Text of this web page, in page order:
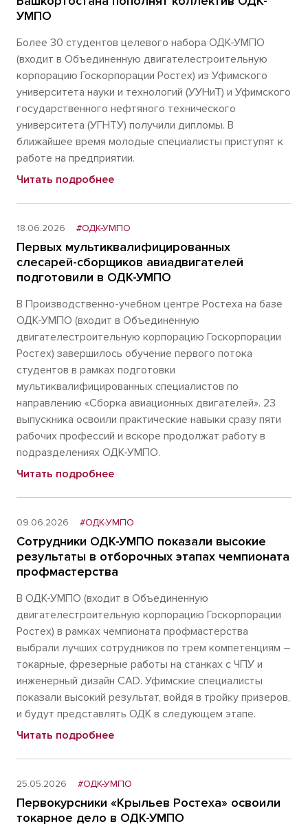
УМПО
Более 30 студентов целевого набора ОДК-УМПО
(входит в Объединенную двигателестроительную
корпорацию Госкорпорации Ростех) из Уфимского
университета науки и технологий (УУНиТ) и Уфимского
государственного нефтяного технического
университета (УГНТУ) получили дипломы. В
ближайшее время молодые специалисты приступят к
работе на предприятии.
Читать подробнее
18.06.2026 #ОДК-УМПО
Первых мультиквалифицированных
слесарей-сборщиков авиадвигателей
подготовили в ОДК-УМПО
В Производственно-учебном центре Ростеха на базе
ОДК-УМПО (входит в Объединенную
двигателестроительную корпорацию Госкорпорации
Ростех) завершилось обучение первого потока
студентов в рамках подготовки
мультиквалифицированных специалистов по
направлению «Сборка авиационных двигателей». 23
выпускника освоили практические навыки сразу пяти
рабочих профессий и вскоре продолжат работу в
подразделениях ОДК-УМПО.
Читать подробнее
09.06.2026 #ОДК-УМПО
Сотрудники ОДК-УМПО показали высокие
результаты в отборочных этапах чемпионата
профмастерства
В ОДК-УМПО (входит в Объединенную
двигателестроительную корпорацию Госкорпорации
Ростех) в рамках чемпионата профмастерства
выбрали лучших сотрудников по трем компетенциям –
токарные, фрезерные работы на станках с ЧПУ и
инженерный дизайн CAD. Уфимские специалисты
показали высокий результат, войдя в тройку призеров,
и будут представлять ОДК в следующем этапе.
Читать подробнее
25.05.2026 #ОДК-УМПО
Первокурсники «Крыльев Ростеха» освоили
токарное дело в ОДК-УМПО